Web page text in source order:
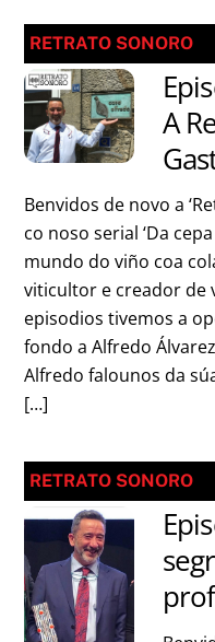
RETRATO SONORO
A
Benvidos de novo a
co noso serial ‘Da
mundo do viño coa
viticultor e creador de
episodios tivemos a
fondo a Alfredo
Alfredo falounos da
[…]
RETRATO SONORO